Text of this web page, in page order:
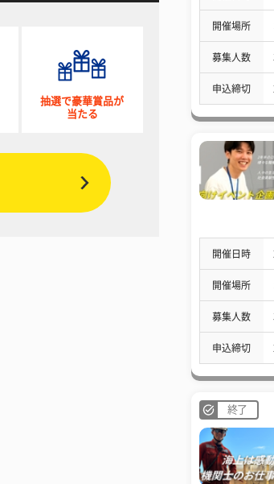
抽選で豪華賞品が
当たる
開催場所
募集人数
申込締切
開催日時
開催場所
募集人数
申込締切
終了